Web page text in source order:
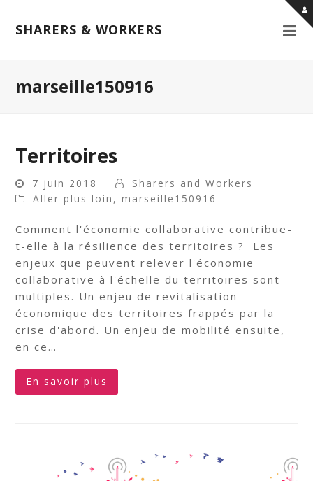
SHARERS & WORKERS
marseille150916
Territoires
7 juin 2018
Sharers and Workers
Aller plus loin ,marseille150916
Comment l'économie collaborative contribue-
t-elle à la résilience des territoires ? Les
enjeux que peuvent relever l'économie
collaborative à l'échelle du territoires sont
multiples. Un enjeu de revitalisation
économique des territoires frappés par la
crise d'abord. Un enjeu de mobilité ensuite,
en ce…
En savoir plus